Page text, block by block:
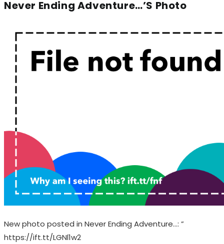
Never Ending Adventure…’s Photo
New photo posted in Never Ending Adventure…: ”
https://ift.tt/LGNl1w2